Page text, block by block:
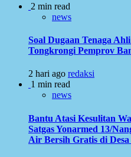
2 min read
news
Soal Dugaan Tenaga
Tongkrongi Pemprov
2 hari ago redaksi
1 min read
news
Bantu Atasi Kesulitan
Satgas Yonarmed 13/
Air Bersih Gratis di Desa